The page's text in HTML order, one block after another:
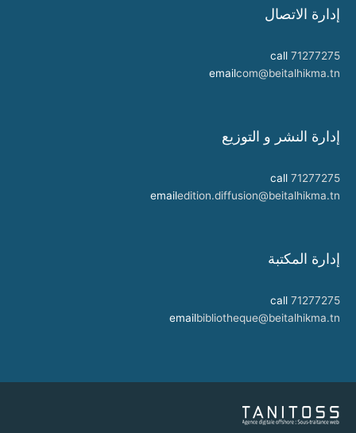
إدارة الاتصال
call 71277275
emailcom@beitalhikma.tn
إدارة النشر و التوزيع
call 71277275
emailedition.diffusion@beitalhikma.tn
إدارة المكتبة
call 71277275
emailbibliotheque@beitalhikma.tn